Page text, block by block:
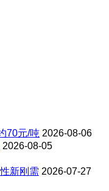
70元/吨 2026-08-06
2026-08-05
新刚需 2026-07-27